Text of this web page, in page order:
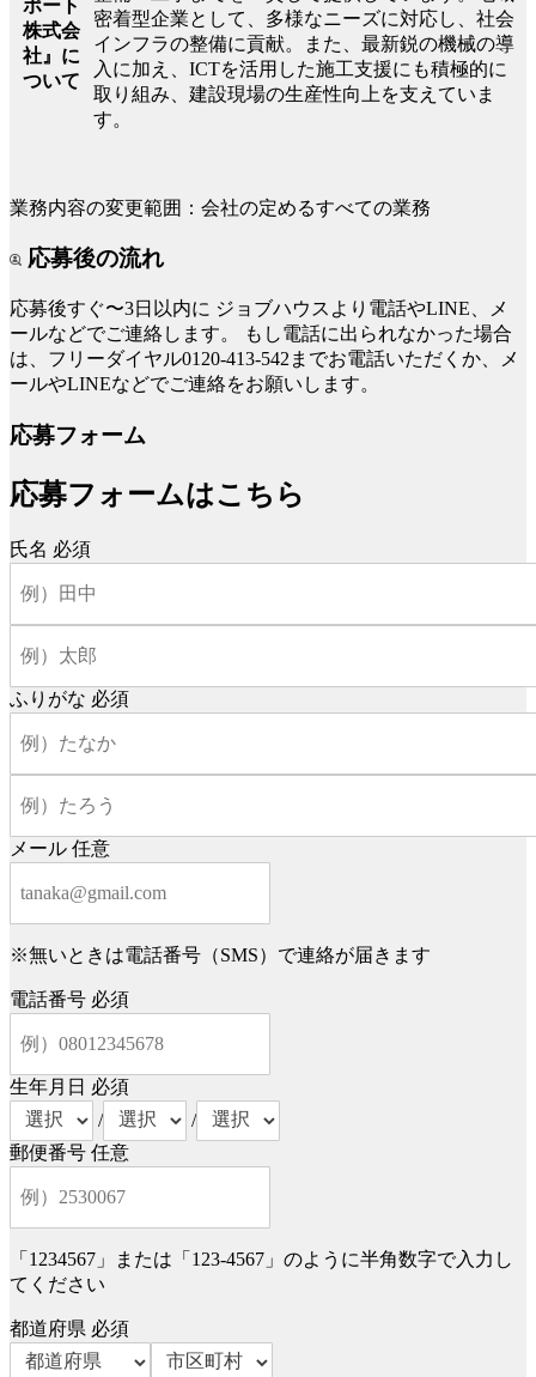
ポート
株式会
社』に
ついて
密着型企業として、多様なニーズに対応し、社会
インフラの整備に貢献。また、最新鋭の機械の導
入に加え、ICTを活用した施工支援にも積極的に
取り組み、建設現場の生産性向上を支えていま
す。
業務内容の変更範囲：会社の定めるすべての業務
応募後の流れ
応募後すぐ〜3日以内に ジョブハウスより電話やLINE、メ
ールなどでご連絡します。
もし電話に出られなかった場合
は、フリーダイヤル0120-413-542までお電話いただくか、メ
ールやLINEなどでご連絡をお願いします。
応募フォーム
応募フォームはこちら
氏名 必須
ふりがな 必須
メール 任意
※無いときは電話番号（SMS）で連絡が届きます
電話番号 必須
生年月日 必須
/
/
郵便番号 任意
「1234567」または「123-4567」のように半角数字で入力し
てください
都道府県 必須